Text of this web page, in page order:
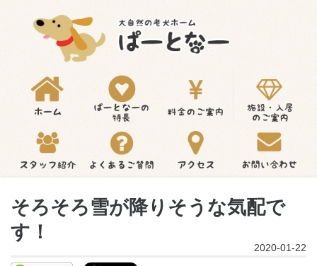
そろそろ雪が降りそうな気配で
す！
2020-01-22